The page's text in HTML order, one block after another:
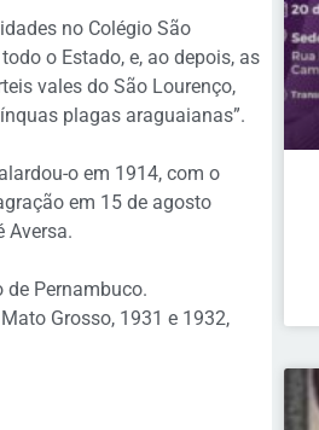
no Colégio São
o Estado, e, ao depois, as
vales do São Lourenço,
plagas araguaianas”.
o em 1914, com o
em 15 de agosto
Aversa.
de Pernambuco.
Grosso, 1931 e 1932,